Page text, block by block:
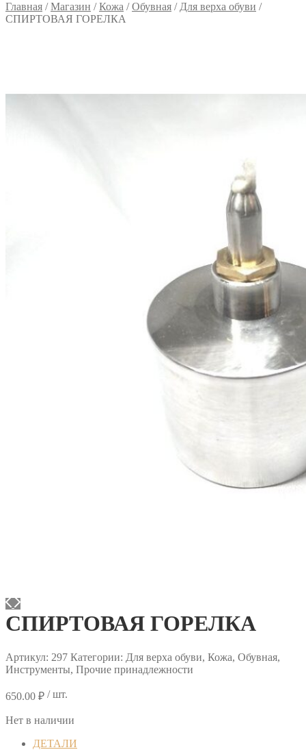
Главная /Магазин /Кожа /Обувная / Для верха обуви /
СПИРТОВАЯ ГОРЕЛКА
СПИРТОВАЯ ГОРЕЛКА
Артикул: 297 Категории: Для верха обуви, Кожа, Обувная,
Инструменты, Прочие принадлежности
650.00 ₽ / шт.
Нет в наличии
ДЕТАЛИ